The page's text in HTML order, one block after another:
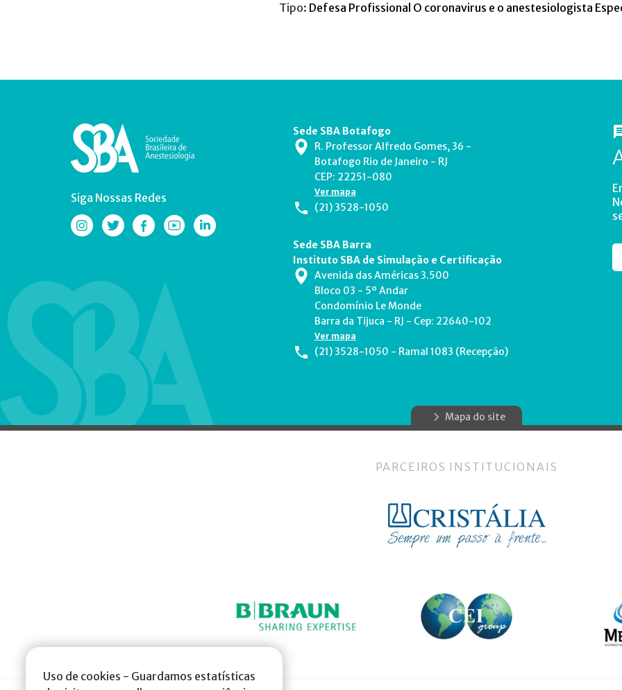
Uso de cookies - Guardamos estatísticas
Tipo: Defesa Profissional O coronavirus e o anestesiologista
Siga Nossas Redes
Sede SBA Botafogo
R. Professor Alfredo Gomes, 36 -
Botafogo Rio de Janeiro - RJ
CEP: 22251-080
Ver mapa
(21) 3528-1050
Sede SBA Barra
Instituto SBA de Simulação e Certificação
Avenida das Américas 3.500
Bloco 03 - 5º Andar
Condomínio Le Monde
Barra da Tijuca - RJ - Cep: 22640-102
Ver mapa
(21) 3528-1050 - Ramal 1083 (Recepção)
Mapa do site
PARCEIROS INSTITUCIONAIS